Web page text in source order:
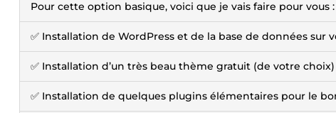
Pour cette option basique, voici que je vais faire pour vous :
✅ Installation de WordPress et de la base de données sur
✅ Installation d’un très beau thème gratuit (de votre choix)
✅ Installation de quelques plugins élémentaires pour le